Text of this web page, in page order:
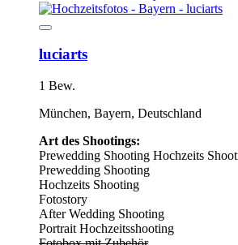
luciarts
1 Bew.
München, Bayern, Deutschland
Art des Shootings:
Prewedding Shooting Hochzeits
Prewedding Shooting
Hochzeits Shooting
Fotostory
After Wedding Shooting
Portrait Hochzeitsshooting